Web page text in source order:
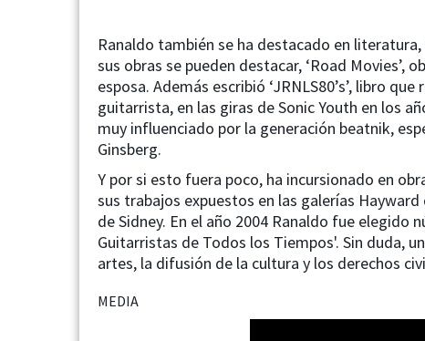
Ranaldo también se ha destacado en
sus obras se pueden destacar, ‘Road Movies’,
esposa. Además escribió ‘JRNLS80’s’, libro
guitarrista, en las giras de Sonic Youth en los
muy influenciado por la generación beatnik,
Ginsberg.
Y por si esto fuera poco, ha incursionado en
sus trabajos expuestos en las galerías
de Sidney. En el año 2004 Ranaldo fue elegido
Guitarristas de Todos los Tiempos'. Sin duda,
artes, la difusión de la cultura y los derechos
MEDIA